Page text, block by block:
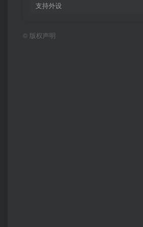
支持外设
© 版权声明